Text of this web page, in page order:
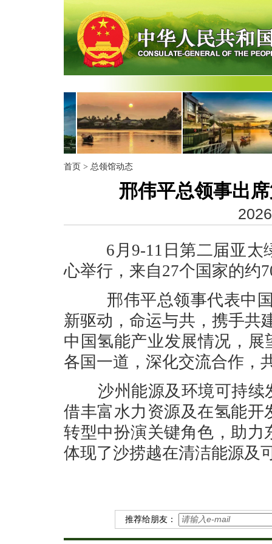
首页 > 总领馆动态
邢伟平总领事出
6月9-11日第二届亚太绿
心举行，来自27个国家的约
邢伟平总领事代表中国
新驱动，命运与共，携手共
中国氢能产业发展情况，展
各国一道，深化交流合作，
沙州能源及环境可持续
借丰富水力资源及在氢能
转型中扮演关键角色，助
体现了沙捞越在清洁能源及
推荐给朋友：